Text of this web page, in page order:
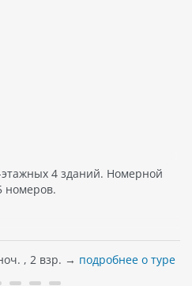
этажных 4 зданий. Номерной
номеров.
, 2 взр. → подробнее о туре